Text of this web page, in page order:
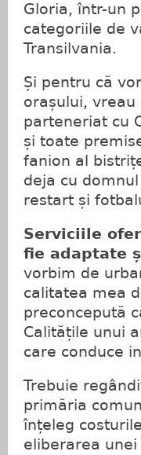
Gloria, într-un
categoriile de
Transilvania.
Și pentru că
orașului,
parteneriat cu
și toate
fanion al
deja cu
restart și
Serviciile
fie adaptate
vorbim de
calitatea mea
preconcepută
Calitățile unui
care conduce
Trebuie
primăria
înțeleg
eliberarea